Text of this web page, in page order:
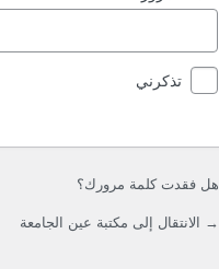
تذكرني
هل فقدت كلمة مرورك؟
→ الانتقال إلى مكتبة عين الجامعة